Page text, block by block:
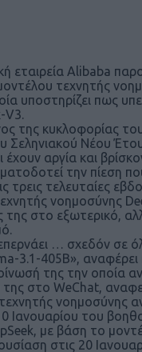
εταιρεία Alibaba
τεχνητής
υποστηρίζει πως
V3.
της κυκλοφορίας
Σεληνιακού Νέου
έχουν αργία και
την πίεση
τρεις τελευταίες
νοημοσύνης
της στο εξωτερικό,
… σχεδόν σε
3.1-405B»,
της την οποία
της στο WeChat,
νοημοσύνης
Ιανουαρίου του
με βάση το
στις 20